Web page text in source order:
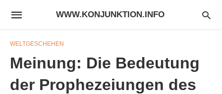
WWW.KONJUNKTION.INFO
WELTGESCHEHEN
Meinung: Die Bedeutung
der Prophezeiungen des